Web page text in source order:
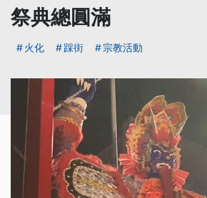
祭典總圓滿
火化 踩街 宗教活動